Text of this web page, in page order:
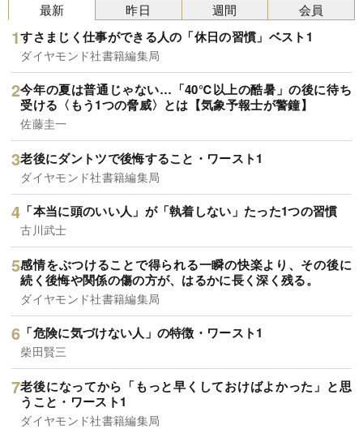
最新
すさまじく仕事ができる人の「休日の習慣」ベスト1
ダイヤモンド社書籍編集局
今年の夏は普通じゃない…「40℃以上の酷暑」の後に待ち
受ける〈もう1つの脅威〉とは【気象予報士が警鐘】
佐藤圭一
老後にダントツで後悔すること・ワースト1
ダイヤモンド社書籍編集局
「本当に頭のいい人」が「執着しない」たった1つの習慣
古川武士
感情をぶつけることで得られる一瞬の快楽より、その後に
続く後悔や関係の傷の方が、はるかに長く深く残る。
ダイヤモンド社書籍編集局
「危険に気づけない人」の特徴・ワースト1
柴田賢三
老後になってから「もっと早くしておけばよかった」と思
うこと・ワースト1
ダイヤモンド社書籍編集局
昨日 週間 会員